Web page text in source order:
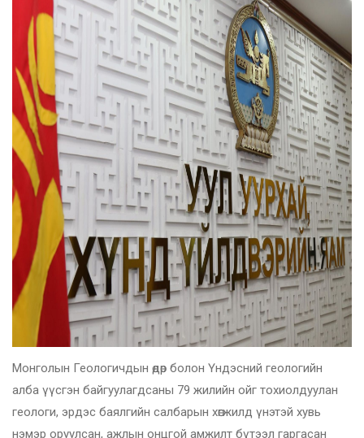
Монголын Геологичдын өдөр болон Үндэсний геологийн
алба үүсгэн байгуулагдсаны 79 жилийн ойг тохиолдуулан
геологи, эрдэс баялгийн салбарын хөгжилд үнэтэй хувь
нэмэр оруулсан, ажлын онцгой амжилт бүтээл гаргасан